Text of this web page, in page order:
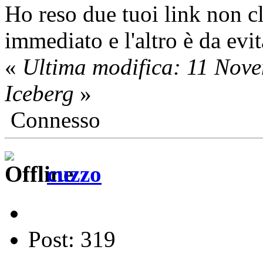
Ho reso due tuoi link non
immediato e l'altro è da
« Ultima modifica: 11
Iceberg »
Connesso
cuzzo
Post: 319